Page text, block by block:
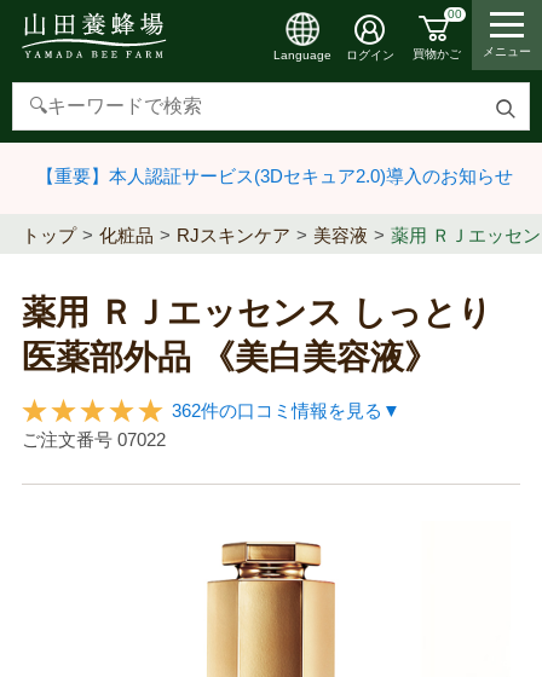
検
す
Language ログイン
00
買物かご メニュー
【重要】本人認証サービス(3Dセキュア2.0)導入のお知らせ
トップ 化粧品 RJスキンケア 美容液 薬用 ＲＪエッセ
薬用 ＲＪエッセンス しっとり
医薬部外品 《美白美容液》
362件の口コミ情報を見る▼
ご注文番号 07022